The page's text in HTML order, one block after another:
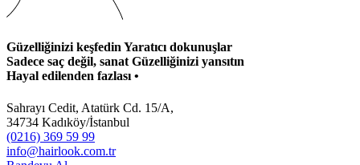
Güzelliğinizi keşfedinYaratıcı dokunuşlar
Sadece saç değil, sanatGüzelliğinizi yansıtın
Hayal edilenden fazlası•
Sahrayı Cedit, Atatürk Cd. 15/A,
34734 Kadıköy/İstanbul
(0216) 369 59 99
info@hairlook.com.tr